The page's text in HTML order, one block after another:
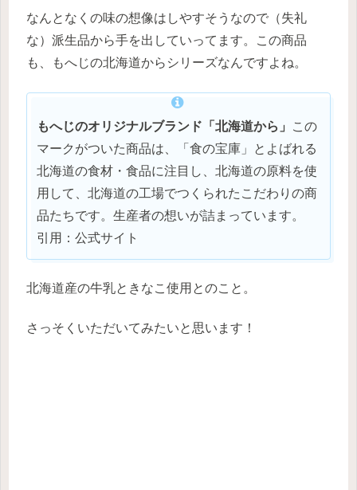
なんとなくの味の想像はしやすそうなので（失礼
な）派生品から手を出していってます。この商品
も、もへじの北海道からシリーズなんですよね。
もへじのオリジナルブランド「北海道から」
この
マークがついた商品は、「食の宝庫」とよばれる
北海道の食材・食品に注目し、北海道の原料を使
用して、北海道の工場でつくられたこだわりの商
品たちです。生産者の想いが詰まっています。
引用：公式サイト
北海道産の牛乳ときなこ使用とのこと。
さっそくいただいてみたいと思います！